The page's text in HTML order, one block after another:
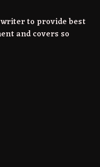
to provide best
and covers so